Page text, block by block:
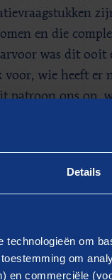
Details
om
om
en commerciële
en die
was dit ooit
voor, wie heeft er
patroon ons op,
je het
vaak gezien als
eigenlijk in
een vorm van
om daarvan los